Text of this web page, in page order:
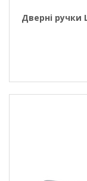
Дверні ручки